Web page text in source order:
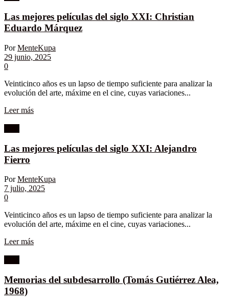
Las mejores películas del siglo XXI: Christian
Eduardo Márquez
Por MenteKupa
29 junio, 2025
0
Veinticinco años es un lapso de tiempo suficiente para analizar la
evolución del arte, máxime en el cine, cuyas variaciones...
Leer más
Las mejores películas del siglo XXI: Alejandro
Fierro
Por MenteKupa
7 julio, 2025
0
Veinticinco años es un lapso de tiempo suficiente para analizar la
evolución del arte, máxime en el cine, cuyas variaciones...
Leer más
Memorias del subdesarrollo (Tomás Gutiérrez Alea,
1968)